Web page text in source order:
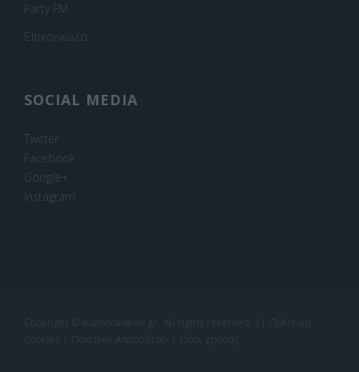
Party FM
Επικοινωνία
SOCIAL MEDIA
Twitter
Facebook
Google+
Instagram
Copyright © elassonanews.gr. All rights reserved.
Πολιτική
Πολιτική Απορρήτου Όροι χρήσης